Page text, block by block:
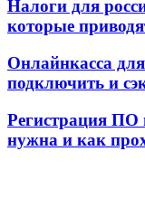
Налоги для
которые
Онлайнкасса
подключить и
Регистрация ПО
нужна и как